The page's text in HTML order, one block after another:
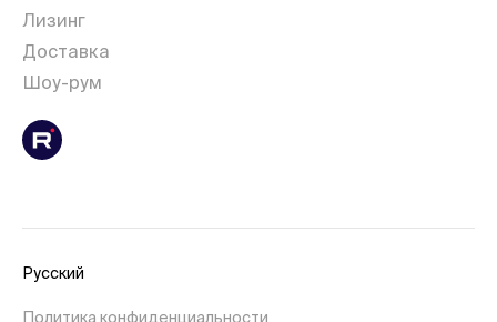
Лизинг
Доставка
Шоу-рум
Русский
Политика конфиденциальности